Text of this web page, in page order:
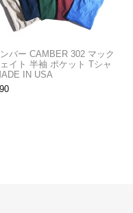
バー CAMBER 302 マック
イト 半袖 ポケット Tシャ
IN USA